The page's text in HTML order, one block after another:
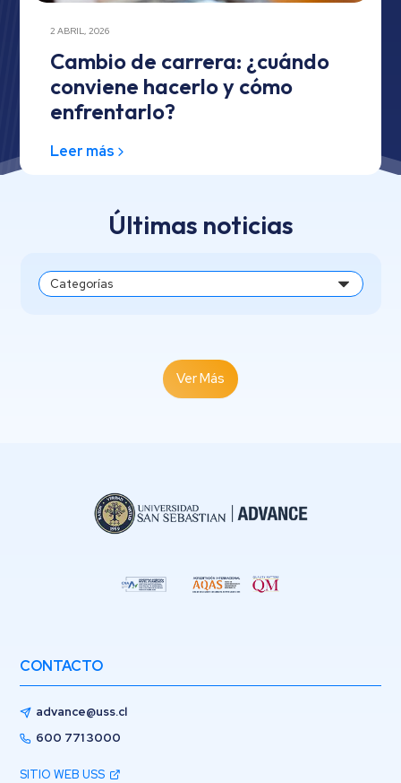
2 ABRIL, 2026
Cambio de carrera: ¿cuándo
conviene hacerlo y cómo
enfrentarlo?
Leer más
Últimas noticias
Ver Más
CONTACTO
advance@uss.cl
600 771 3000
SITIO WEB USS